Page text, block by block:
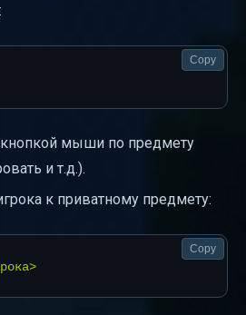
Copy
кнопкой мыши по предмету
и т.д.).
к приватному предмету:
Copy